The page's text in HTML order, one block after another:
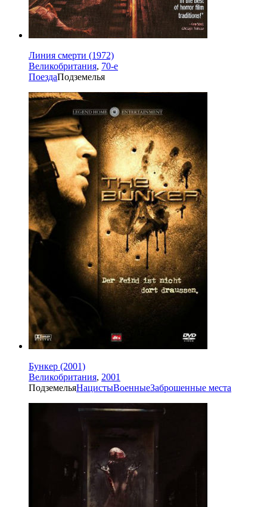
Линия смерти (1972)
Великобритания, 70-е
ПоездаПодземелья
Бункер (2001)
Великобритания, 2001
ПодземельяНацистыВоенныеЗаброшенные места